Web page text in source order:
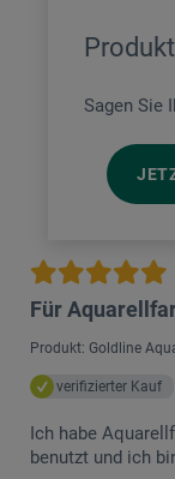
Sagen Sie
Für
Produkt: Goldline
verifizierter Kauf
Ich habe
benutzt und ich